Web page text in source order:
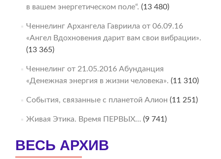
в вашем энергетическом поле“. (13 480)
Ченнелинг Архангела Гавриила от 06.09.16
«Ангел Вдохновения дарит вам свои вибрации».
(13 365)
Ченнелинг от 21.05.2016 Абунданция
«Денежная энергия в жизни человека». (11 310)
События, связанные с планетой Алион (11 251)
Живая Этика. Время ПЕРВЫХ… (9 741)
ВЕСЬ АРХИВ